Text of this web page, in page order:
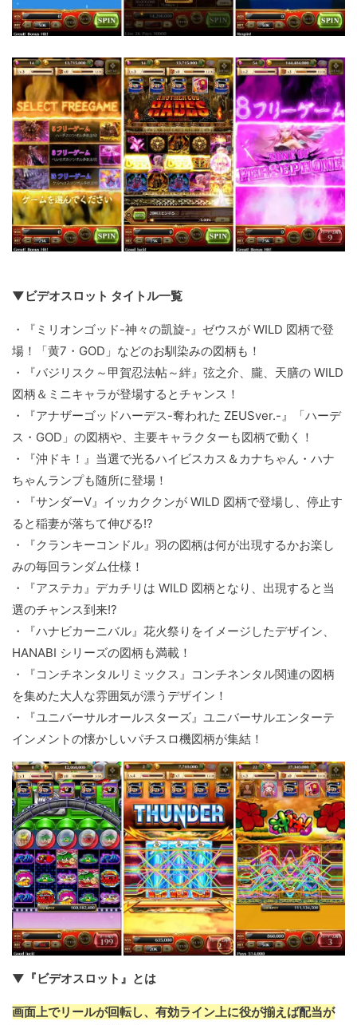
▼ビデオスロット タイトル一覧
・『ミリオンゴッド-神々の凱旋-』ゼウスが WILD 図柄で登
場！「黄7・GOD」などのお馴染みの図柄も！
・『バジリスク～甲賀忍法帖～絆』弦之介、朧、天膳の WILD
図柄＆ミニキャラが登場するとチャンス！
・『アナザーゴッドハーデス-奪われた ZEUSver.-』「ハーデ
ス・GOD」の図柄や、主要キャラクターも図柄で動く！
・『沖ドキ！』当選で光るハイビスカス＆カナちゃん・ハナ
ちゃんランプも随所に登場！
・『サンダーV』イッカククンが WILD 図柄で登場し、停止す
ると稲妻が落ちて伸びる!?
・『クランキーコンドル』羽の図柄は何が出現するかお楽し
みの毎回ランダム仕様！
・『アステカ』デカチリは WILD 図柄となり、出現すると当
選のチャンス到来!?
・『ハナビカーニバル』花火祭りをイメージしたデザイン、
HANABI シリーズの図柄も満載！
・『コンチネンタルリミックス』コンチネンタル関連の図柄
を集めた大人な雰囲気が漂うデザイン！
・『ユニバーサルオールスターズ』ユニバーサルエンターテ
インメントの懐かしいパチスロ機図柄が集結！
▼『ビデオスロット』とは
画面上でリールが回転し、有効ライン上に役が揃えば配当が